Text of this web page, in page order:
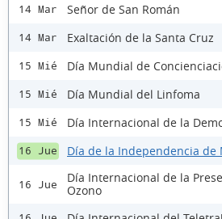
14 Mar Señor de San Román
14 Mar Exaltación de la Santa Cruz
15 Mié Día Mundial de
15 Mié Día Mundial del Linfoma
15 Mié Día Internacional de la
16 Jue Día de la Independencia de
16 Jue
Día Internacional de la
Ozono